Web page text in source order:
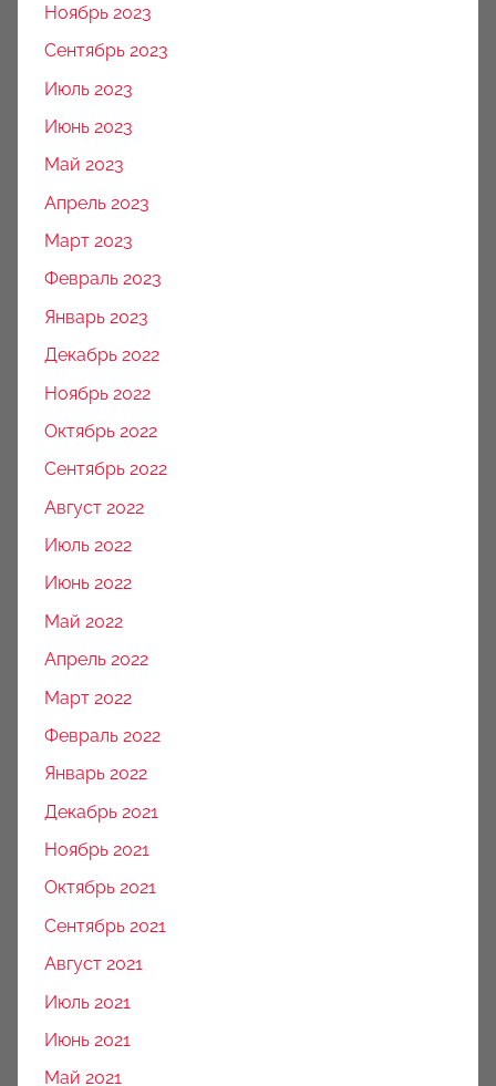
Ноябрь 2023
Сентябрь 2023
Июль 2023
Июнь 2023
Май 2023
Апрель 2023
Март 2023
Февраль 2023
Январь 2023
Декабрь 2022
Ноябрь 2022
Октябрь 2022
Сентябрь 2022
Август 2022
Июль 2022
Июнь 2022
Май 2022
Апрель 2022
Март 2022
Февраль 2022
Январь 2022
Декабрь 2021
Ноябрь 2021
Октябрь 2021
Сентябрь 2021
Август 2021
Июль 2021
Июнь 2021
Май 2021